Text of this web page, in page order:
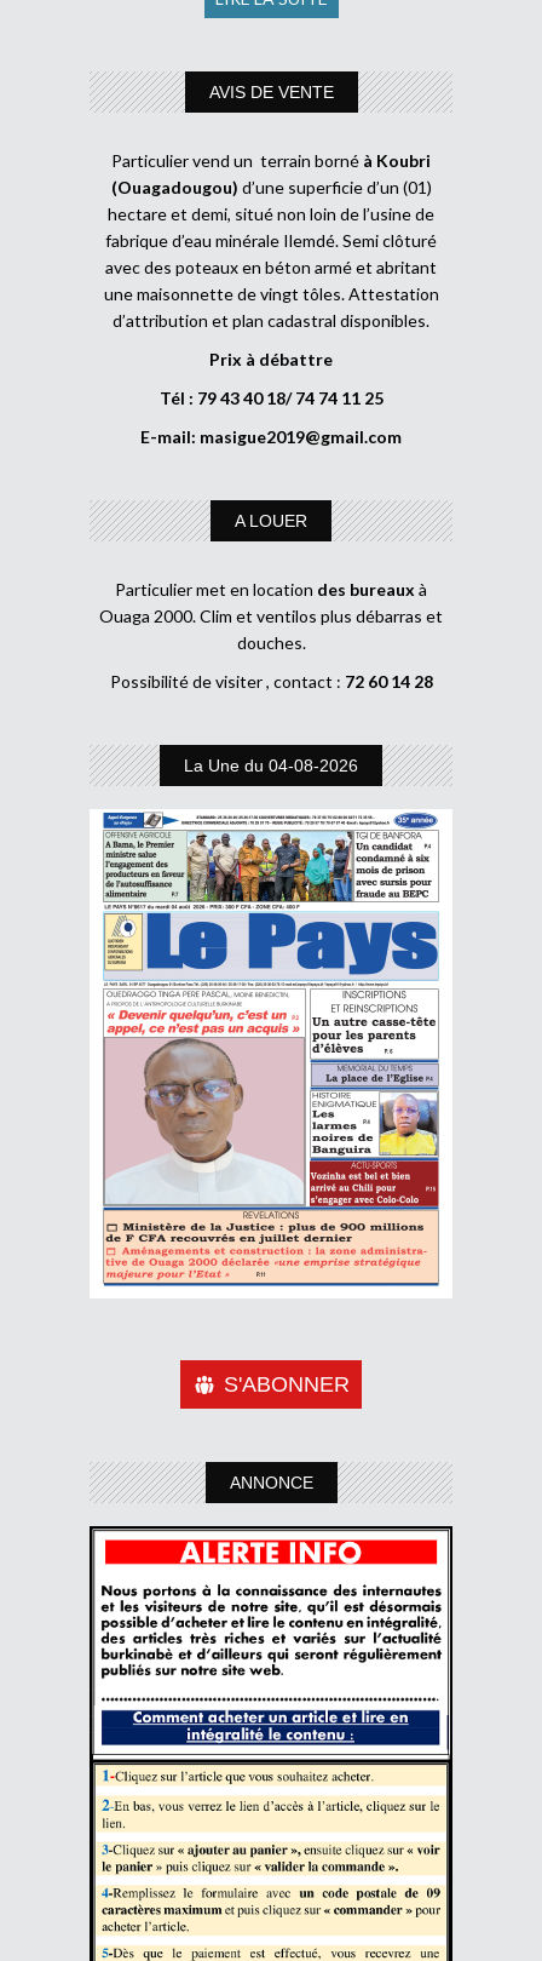
AVIS DE VENTE
Particulier vend un terrain borné à Koubri
(Ouagadougou) d’une superficie d’un (01)
hectare et demi, situé non loin de l’usine de
fabrique d’eau minérale Ilemdé. Semi clôturé
avec des poteaux en béton armé et abritant
une maisonnette de vingt tôles. Attestation
d’attribution et plan cadastral disponibles.
Prix à débattre
Tél : 79 43 40 18/ 74 74 11 25
E-mail: masigue2019@gmail.com
A LOUER
Particulier met en location des bureaux à
Ouaga 2000. Clim et ventilos plus débarras et
douches.
Possibilité de visiter , contact : 72 60 14 28
La Une du 04-08-2026
S'ABONNER
ANNONCE